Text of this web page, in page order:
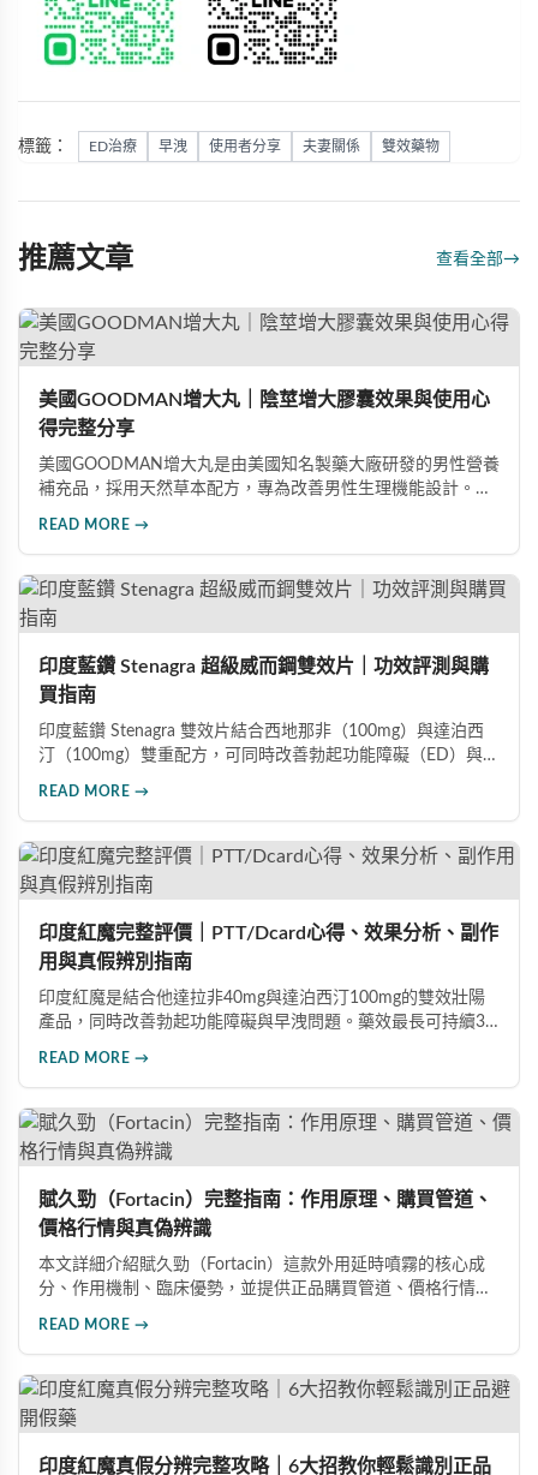
標籤： ED治療 早洩 使用者分享 夫妻關係 雙效藥物
推薦文章 查看全部→
美國GOODMAN增大丸｜陰莖增大膠囊效果與使用心
得完整分享
美國GOODMAN增大丸是由美國知名製藥大廠研發的男性營養
補充品，採用天然草本配方，專為改善男性生理機能設計。根
READ MORE →
印度藍鑽 Stenagra 超級威而鋼雙效片｜功效評測與購
買指南
印度藍鑽 Stenagra 雙效片結合西地那非（100mg）與達泊西
汀（100mg）雙重配方，可同時改善勃起功能障礙（ED）與早
高的男性保健品選擇。
READ MORE →
印度紅魔完整評價｜PTT/Dcard心得、效果分析、副作
用與真假辨別指南
印度紅魔是結合他達拉非40mg與達泊西汀100mg的雙效壯陽
產品，同時改善勃起功能障礙與早洩問題。藥效最長可持續36
READ MORE →
賦久勁（Fortacin）完整指南：作用原理、購買管道、
價格行情與真偽辨識
本文詳細介紹賦久勁（Fortacin）這款外用延時噴霧的核心成
分、作用機制、臨床優勢，並提供正品購買管道、價格行情比
READ MORE →
印度紅魔真假分辨完整攻略｜6大招教你輕鬆識別正品